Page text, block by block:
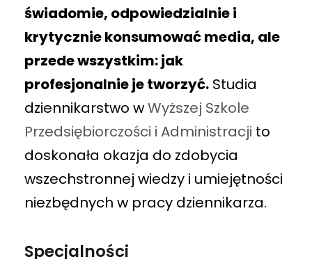
świadomie, odpowiedzialnie i
krytycznie konsumować media, ale
przede wszystkim: jak
profesjonalnie je tworzyć. Studia
dziennikarstwo wWyższej Szkole
Przedsiębiorczości i Administracji to
doskonała okazja do zdobycia
wszechstronnej wiedzy i umiejętności
niezbędnych w pracy dziennikarza.
Specjalności